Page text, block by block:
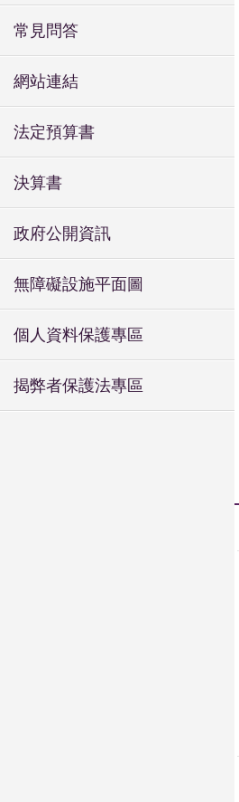
常見問答
網站連結
法定預算書
決算書
政府公開資訊
無障礙設施平面圖
個人資料保護專區
揭弊者保護法專區